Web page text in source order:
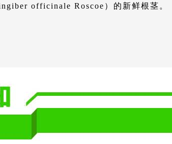
officinale Roscoe）的新鲜根茎。